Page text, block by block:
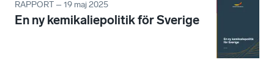
RAPPORT – 19 maj 2025
En ny kemikaliepolitik för Sverige